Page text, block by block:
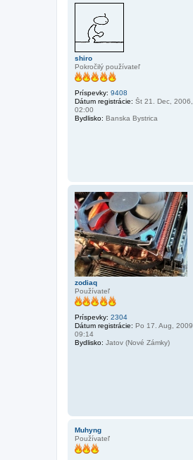
shiro
Pokročilý používateľ
Príspevky: 9408
Dátum registrácie: Št 21. Dec, 2006,
02:00
Bydlisko: Banska Bystrica
zodiaq
Používateľ
Príspevky: 2304
Dátum registrácie: Po 17. Aug, 2009,
09:14
Bydlisko: Jatov (Nové Zámky)
Muhyng
Používateľ